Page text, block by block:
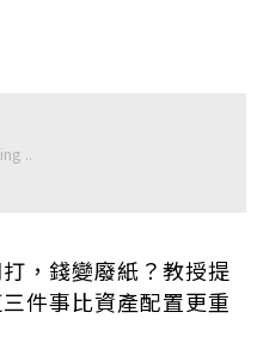
，錢變廢紙？教授提
件事比資產配置更重